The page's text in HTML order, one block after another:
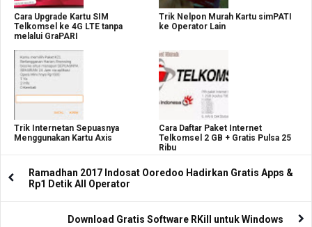
Cara Upgrade Kartu SIM
Telkomsel ke 4G LTE tanpa
melalui GraPARI
Trik Nelpon Murah Kartu simPATI
ke Operator Lain
Trik Internetan Sepuasnya
Menggunakan Kartu Axis
Cara Daftar Paket Internet
Telkomsel 2 GB + Gratis Pulsa 25
Ribu
Ramadhan 2017 Indosat Ooredoo Hadirkan Gratis Apps &
Rp1 Detik All Operator
Download Gratis Software RKill untuk Windows